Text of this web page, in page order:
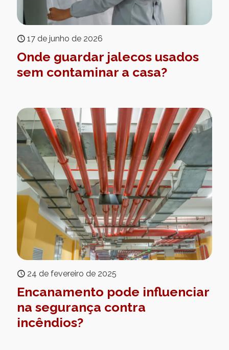
17 de junho de 2026
Onde guardar jalecos usados
sem contaminar a casa?
24 de fevereiro de 2025
Encanamento pode influenciar
na segurança contra
incêndios?